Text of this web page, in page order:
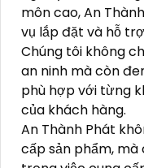
môn cao, An
vụ lắp đặt và hỗ
Chúng tôi không
an ninh mà còn
phù hợp với từng
của khách hàng.
An Thành Phát
cấp sản phẩm,